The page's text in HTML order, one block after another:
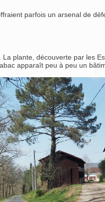
parfois un arsenal de
plante, découverte par les
apparaît peu à peu un